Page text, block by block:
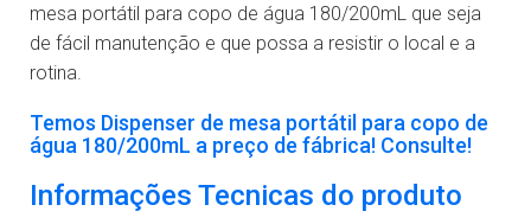
mesa portátil para copo de água 180/200mL que seja
de fácil manutenção e que possa a resistir o local e a
rotina.
Temos Dispenser de mesa portátil para copo de
água 180/200mL a preço de fábrica! Consulte!
Informações Tecnicas do produto